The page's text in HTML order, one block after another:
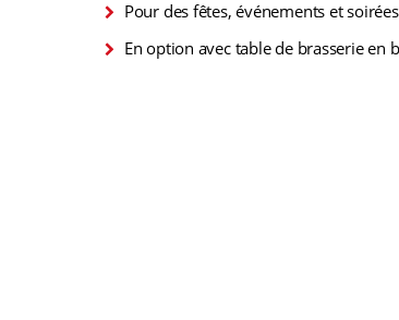
Pour des fêtes, événements et soirées
En option avec table de brasserie en